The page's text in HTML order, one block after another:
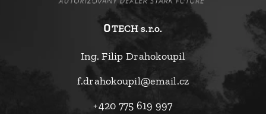
oTECH s.r.o.
Ing. Filip Drahokoupil
f.drahokoupil@email.cz
+420 775 619 997